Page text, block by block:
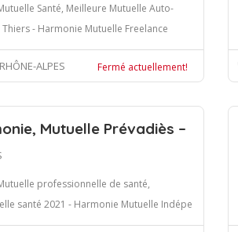
Santé, Meilleure Mutuelle Auto-
- Harmonie Mutuelle Freelance
ALPES Fermé actuellement!
Mutuelle Prévadiès –
professionnelle de santé,
santé 2021 - Harmonie Mutuelle Indépe